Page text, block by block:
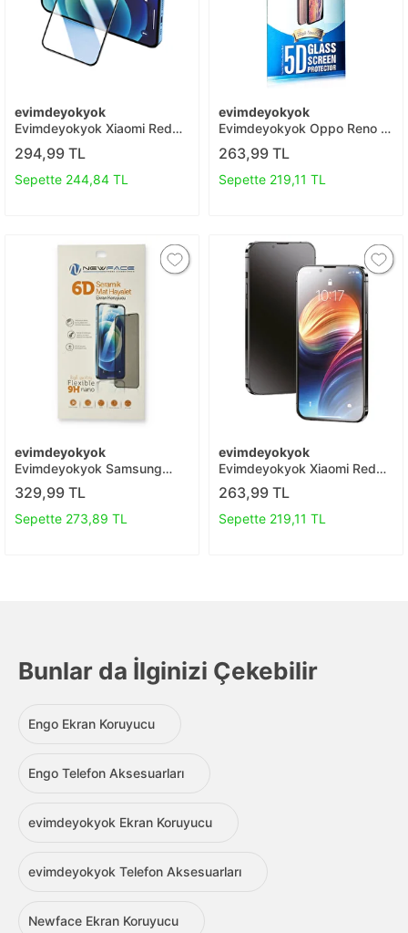
evimdeyokyok
Evimdeyokyok Xiaomi Redmi
Note 9 3d Antistatik Seramik
Nano Ekran Koruyucu T20
294,99 TL
Sepette 244,84 TL
evimdeyokyok
Evimdeyokyok Oppo Reno 6
5d Eko Cam Ekran Koruyucu
T20
263,99 TL
Sepette 219,11 TL
evimdeyokyok
Evimdeyokyok Samsung
Galaxy A32 6d Mat Seramik
Hayalet Nano Ekran
Koruyucu T20
329,99 TL
Sepette 273,89 TL
evimdeyokyok
Evimdeyokyok Xiaomi Redmi
9 3d Antistatik Mat Seramik
Nano Ekran Koruyucu T20
263,99 TL
Sepette 219,11 TL
Bunlar da İlginizi Çekebilir
Engo Ekran Koruyucu
Engo Telefon Aksesuarları
evimdeyokyok Ekran Koruyucu
evimdeyokyok Telefon Aksesuarları
Newface Ekran Koruyucu